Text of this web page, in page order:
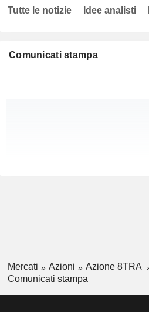
Comunicati stampa
Tutte le notizie Idee analisti
Mercati Azioni Azione 8TRA
Comunicati stampa